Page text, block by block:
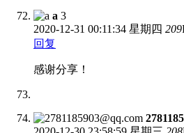
a 3
2020-12-31 00:11:34 星期四 209
回复
感谢分享！